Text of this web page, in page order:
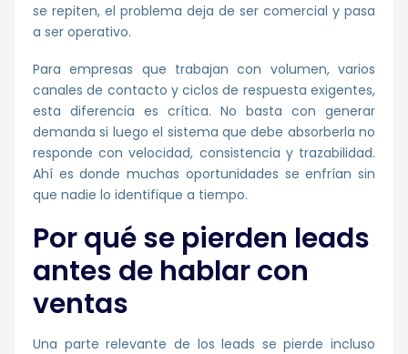
se repiten, el problema deja de ser comercial y pasa
a ser operativo.
Para empresas que trabajan con volumen, varios
canales de contacto y ciclos de respuesta exigentes,
esta diferencia es crítica. No basta con generar
demanda si luego el sistema que debe absorberla no
responde con velocidad, consistencia y trazabilidad.
Ahí es donde muchas oportunidades se enfrían sin
que nadie lo identifique a tiempo.
Por qué se pierden leads
antes de hablar con
ventas
Una parte relevante de los leads se pierde incluso